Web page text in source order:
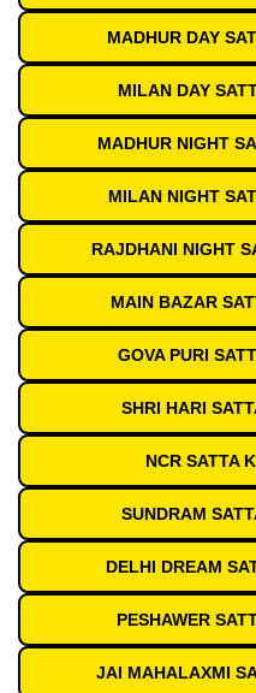
MADHUR DAY
MILAN DAY
MADHUR NIGHT
MILAN NIGHT
RAJDHANI NIGHT
MAIN BAZAR
GOVA PURI
SHRI HARI
NCR SATTA
SUNDRAM
DELHI DREAM
PESHAWER
JAI MAHALAXMI